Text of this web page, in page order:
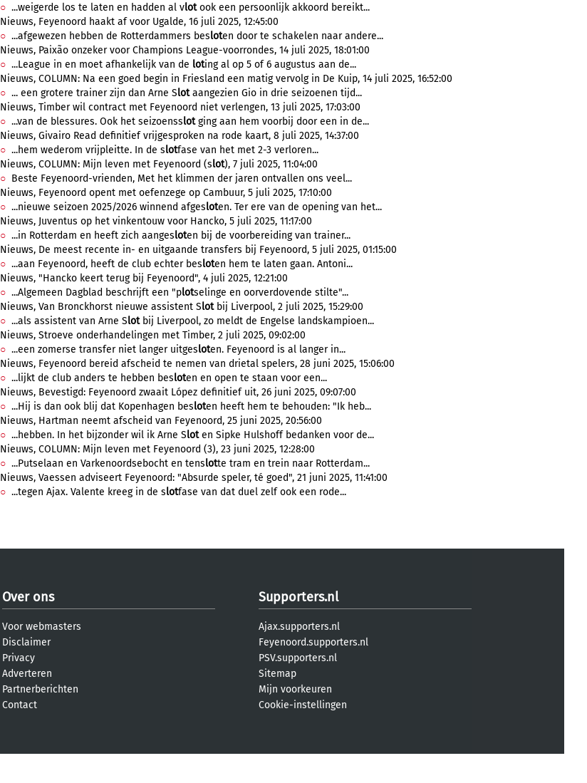
...weigerde los te laten en hadden al vlotook een persoonlijk akkoord bereikt...
Nieuws, Feyenoord haakt af voor Ugalde, 16 juli 2025, 12:45:00
...afgewezen hebben de Rotterdammers besloten door te schakelen naar andere...
Nieuws, Paixão onzeker voor Champions League-voorrondes, 14 juli 2025, 18:01:00
...League in en moet afhankelijk van de loting al op 5 of 6 augustus aan de...
Nieuws, COLUMN: Na een goed begin in Friesland een matig vervolg in De Kuip, 14 juli 2025, 16:52:00
... een grotere trainer zijn dan Arne Slotaangezien Gio in drie seizoenen tijd...
Nieuws, Timber wil contract met Feyenoord niet verlengen, 13 juli 2025, 17:03:00
...van de blessures. Ook het seizoensslotging aan hem voorbij door een in de...
Nieuws, Givairo Read definitief vrijgesproken na rode kaart, 8 juli 2025, 14:37:00
...hem wederom vrijpleitte. In de slotfase van het met 2-3 verloren...
Nieuws, COLUMN: Mijn leven met Feyenoord (slot), 7 juli 2025, 11:04:00
Beste Feyenoord-vrienden, Met het klimmen der jaren ontvallen ons veel...
Nieuws, Feyenoord opent met oefenzege op Cambuur, 5 juli 2025, 17:10:00
...nieuwe seizoen 2025/2026 winnend afgesloten. Ter ere van de opening van het...
Nieuws, Juventus op het vinkentouw voor Hancko, 5 juli 2025, 11:17:00
...in Rotterdam en heeft zich aangesloten bij de voorbereiding van trainer...
Nieuws, De meest recente in- en uitgaande transfers bij Feyenoord, 5 juli 2025, 01:15:00
...aan Feyenoord, heeft de club echter besloten hem te laten gaan. Antoni...
Nieuws, "Hancko keert terug bij Feyenoord", 4 juli 2025, 12:21:00
...Algemeen Dagblad beschrijft een "plotselinge en oorverdovende stilte"...
Nieuws, Van Bronckhorst nieuwe assistent Slotbij Liverpool, 2 juli 2025, 15:29:00
...als assistent van Arne Slotbij Liverpool, zo meldt de Engelse landskampioen...
Nieuws, Stroeve onderhandelingen met Timber, 2 juli 2025, 09:02:00
...een zomerse transfer niet langer uitgesloten. Feyenoord is al langer in...
Nieuws, Feyenoord bereid afscheid te nemen van drietal spelers, 28 juni 2025, 15:06:00
...lijkt de club anders te hebben besloten en open te staan voor een...
Nieuws, Bevestigd: Feyenoord zwaait López definitief uit, 26 juni 2025, 09:07:00
...Hij is dan ook blij dat Kopenhagen besloten heeft hem te behouden: "Ik heb...
Nieuws, Hartman neemt afscheid van Feyenoord, 25 juni 2025, 20:56:00
...hebben. In het bijzonder wil ik Arne Sloten Sipke Hulshoff bedanken voor de...
Nieuws, COLUMN: Mijn leven met Feyenoord (3), 23 juni 2025, 12:28:00
...Putselaan en Varkenoordsebocht en tenslotte tram en trein naar Rotterdam...
Nieuws, Vaessen adviseert Feyenoord: "Absurde speler, té goed", 21 juni 2025, 11:41:00
...tegen Ajax. Valente kreeg in de slotfase van dat duel zelf ook een rode...
Over ons
Voor webmasters
Disclaimer
Privacy
Adverteren
Partnerberichten
Contact
Supporters.nl
Ajax.supporters.nl
Feyenoord.supporters.nl
PSV.supporters.nl
Sitemap
Mijn voorkeuren
Cookie-instellingen